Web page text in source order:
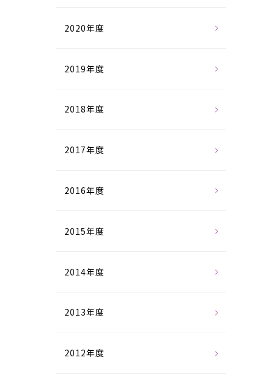
2020年度
2019年度
2018年度
2017年度
2016年度
2015年度
2014年度
2013年度
2012年度